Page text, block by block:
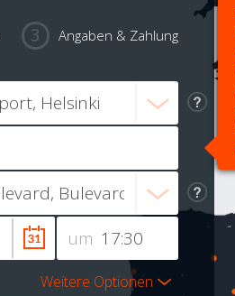
Angaben & Zahlung
um
Weitere Optionen